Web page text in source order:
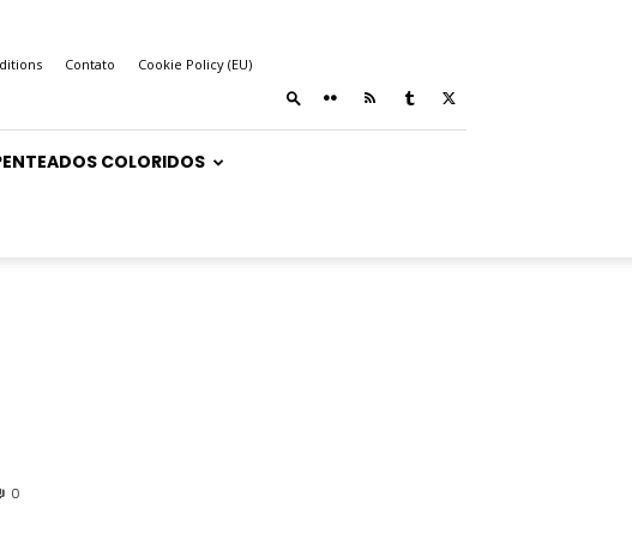
Contato Cookie Policy (EU)
COLORIDOS
0